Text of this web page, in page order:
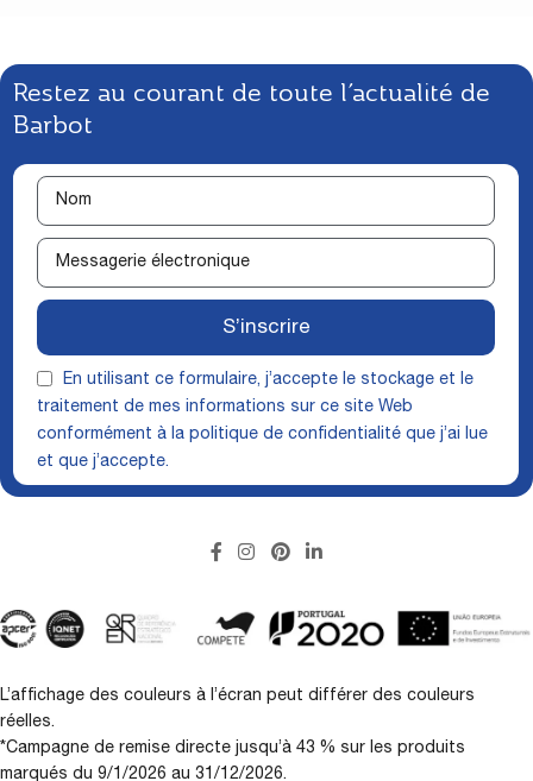
Restez au courant de toute l’actualité de
Barbot
En utilisant ce formulaire, j’accepte le stockage et le
traitement de mes informations sur ce site Web
conformément à la politique de confidentialité que j’ai lue
et que j’accepte.
S’inscrire
L’affichage des couleurs à l’écran peut différer des couleurs
réelles.
*Campagne de remise directe jusqu’à 43 % sur les produits
marqués du 9/1/2026 au 31/12/2026.